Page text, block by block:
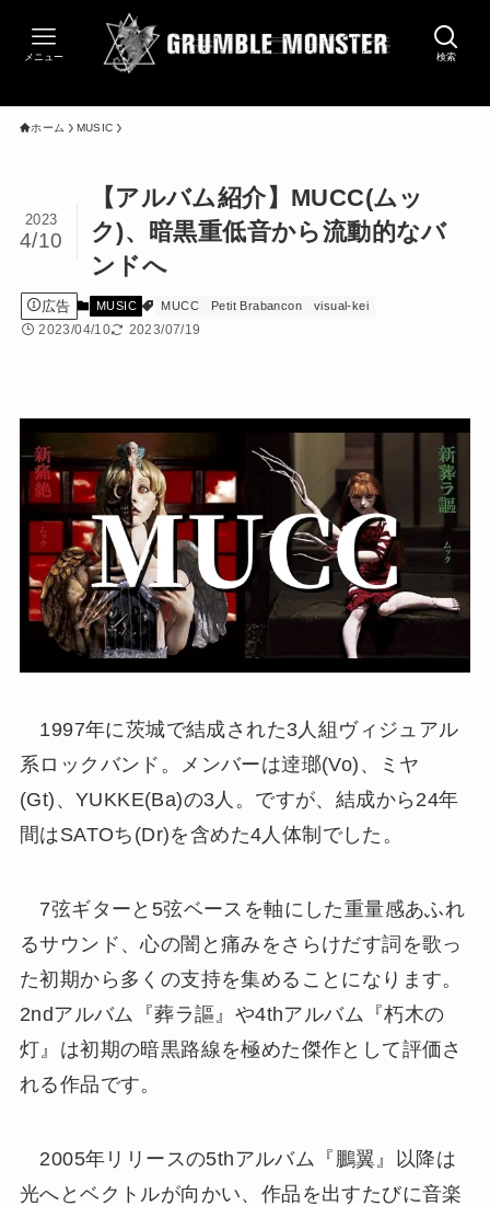
検索
メニュー
ホーム MUSIC
【アルバム紹介】MUCC(ムッ
ク)、暗黒重低音から流動的なバ
ンドへ
2023
4/10
広告 MUSIC MUCC Petit Brabancon visual-kei
2023/04/10 2023/07/19
1997年に茨城で結成された3人組ヴィジュアル
系ロックバンド。メンバーは逹瑯(Vo)、ミヤ
(Gt)、YUKKE(Ba)の3人。ですが、結成から24年
間はSATOち(Dr)を含めた4人体制でした。
7弦ギターと5弦ベースを軸にした重量感あふれ
るサウンド、心の闇と痛みをさらけだす詞を歌っ
た初期から多くの支持を集めることになります。
2ndアルバム『葬ラ謳』や4thアルバム『朽木の
灯』は初期の暗黒路線を極めた傑作として評価さ
れる作品です。
2005年リリースの5thアルバム『鵬翼』以降は
光へとベクトルが向かい、作品を出すたびに音楽